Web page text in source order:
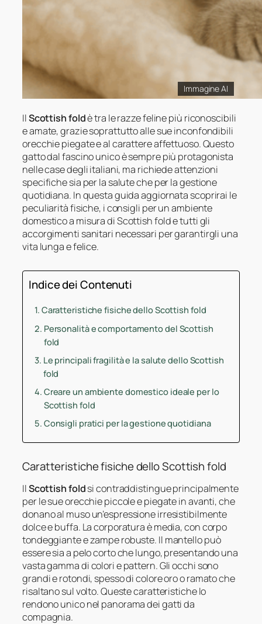
Immagine AI
IlScottish foldè tra le razze feline più riconoscibili
e amate, grazie soprattutto alle sue inconfondibili
orecchie piegate e al carattere affettuoso. Questo
gatto dal fascino unico è sempre più protagonista
nelle case degli italiani, ma richiede attenzioni
specifiche sia per la salute che per la gestione
quotidiana. In questa guida aggiornata scoprirai le
peculiarità fisiche, i consigli per un ambiente
domestico a misura di Scottish fold e tutti gli
accorgimenti sanitari necessari per garantirgli una
vita lunga e felice.
Indice dei Contenuti
Caratteristiche fisiche dello Scottish fold
Personalità e comportamento del Scottish
fold
Le principali fragilità e la salute dello Scottish
fold
Creare un ambiente domestico ideale per lo
Scottish fold
Consigli pratici per la gestione quotidiana
Caratteristiche fisiche dello Scottish fold
IlScottish foldsi contraddistingue principalmente
per le sue orecchie piccole e piegate in avanti, che
donano al muso un’espressione irresistibilmente
dolce e buffa. La corporatura è media, con corpo
tondeggiante e zampe robuste. Il mantello può
essere sia a pelo corto che lungo, presentando una
vasta gamma di colori e pattern. Gli occhi sono
grandi e rotondi, spesso di colore oro o ramato che
risaltano sul volto. Queste caratteristiche lo
rendono unico nel panorama dei gatti da
compagnia.